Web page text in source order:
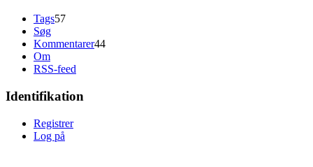
Tags57
Søg
Kommentarer44
Om
RSS-feed
Identifikation
Registrer
Log på